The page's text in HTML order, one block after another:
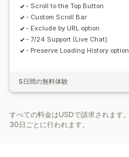
- Scroll to the Top Button
- Custom Scroll Bar
- Exclude by URL option
- 7/24 Support (Live Chat)
- Preserve Loading History option
5日間の無料体験
すべての料金はUSDで請求されます
30日ごとに行われます。